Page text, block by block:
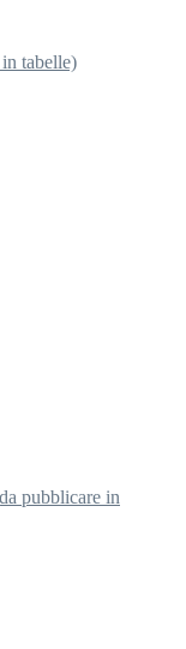
tabelle)
pubblicare in